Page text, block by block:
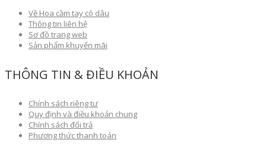
Về Hoa cầm tay cô dâu
Thông tin liên hệ
Sơ đồ trang web
Sản phẩm khuyến mãi
THÔNG TIN & ĐIỀU KHOẢN
Chính sách riêng tư
Quy định và điều khoản chung
Chính sách đổi trả
Phương thức thanh toán